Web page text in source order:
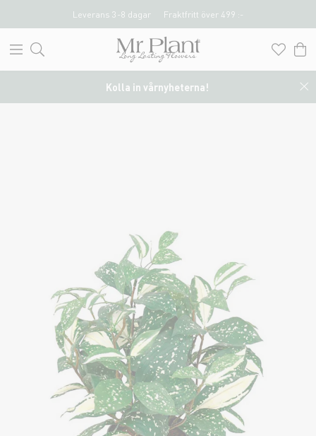
Leverans 3-8 dagar Fraktfritt över 499 :-
Kolla in vårnyheterna!